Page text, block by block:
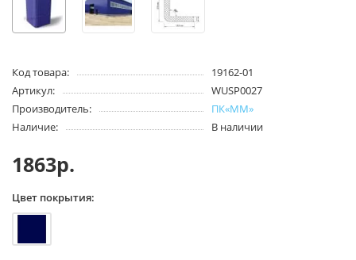
Код товара:
19162-01
Артикул:
WUSP0027
Производитель:
ПК«ММ»
Наличие:
В наличии
1863р.
Цвет покрытия: